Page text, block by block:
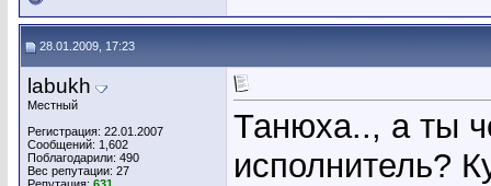
28.01.2009, 17:23
labukh
Местный
Регистрация: 22.01.2007
Сообщений: 1,602
Поблагодарили: 490
Вес репутации: 27
Танюха.., а ты
исполнитель?